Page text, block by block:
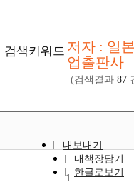
검색키워드 저자 : 일
업출판사
(검색결과 87
내보내기
내책장담기
한글로보기
1